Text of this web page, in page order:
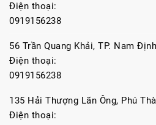
Điện thoại:
0919156238
56 Trần Quang Khải, TP. Nam
Điện thoại:
0919156238
135 Hải Thượng Lãn Ông, Phú
Điện thoại: